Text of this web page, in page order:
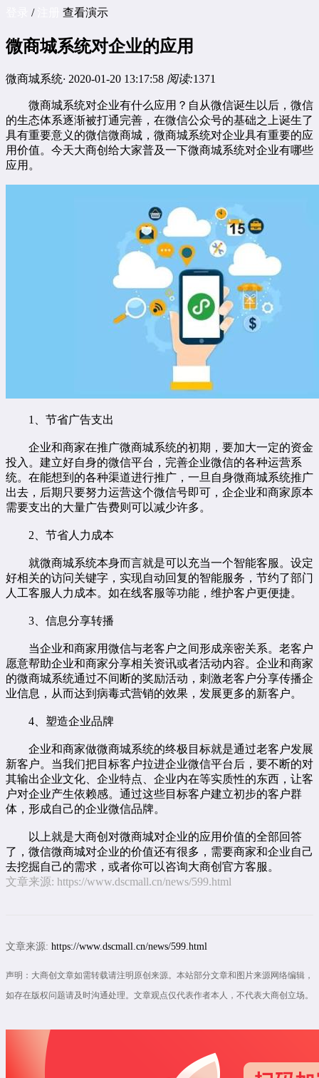
/注册 查看演示
微商城系统对企业的应用
微商城系统· 2020-01-20 13:17:58 阅读:1371
微商城系统对企业有什么应用？自从微信诞生以后，微信
的生态体系逐渐被打通完善，在微信公众号的基础之上诞生了
具有重要意义的微信微商城，微商城系统对企业具有重要的应
用价值。今天大商创给大家普及一下微商城系统对企业有哪些
应用。
1、节省广告支出
企业和商家在推广微商城系统的初期，要加大一定的资金
投入。建立好自身的微信平台，完善企业微信的各种运营系
统。在能想到的各种渠道进行推广，一旦自身微商城系统推广
出去，后期只要努力运营这个微信号即可，企企业和商家原本
需要支出的大量广告费则可以减少许多。
2、节省人力成本
就微商城系统本身而言就是可以充当一个智能客服。设定
好相关的访问关键字，实现自动回复的智能服务，节约了部门
人工客服人力成本。如在线客服等功能，维护客户更便捷。
3、信息分享转播
当企业和商家用微信与老客户之间形成亲密关系。老客户
愿意帮助企业和商家分享相关资讯或者活动内容。企业和商家
的微商城系统通过不间断的奖励活动，刺激老客户分享传播企
业信息，从而达到病毒式营销的效果，发展更多的新客户。
4、塑造企业品牌
企业和商家做微商城系统的终极目标就是通过老客户发展
新客户。当我们把目标客户拉进企业微信平台后，要不断的对
其输出企业文化、企业特点、企业内在等实质性的东西，让客
户对企业产生依赖感。通过这些目标客户建立初步的客户群
体，形成自己的企业微信品牌。
以上就是大商创对微商城对企业的应用价值的全部回答
了，微信微商城对企业的价值还有很多，需要商家和企业自己
去挖掘自己的需求，或者你可以咨询大商创官方客服。
文章来源: https://www.dscmall.cn/news/599.html
文章来源: https://www.dscmall.cn/news/599.html
声明：大商创文章如需转载请注明原创来源。本站部分文章和图片来源网络编辑，
如存在版权问题请及时沟通处理。文章观点仅代表作者本人，不代表大商创立场。